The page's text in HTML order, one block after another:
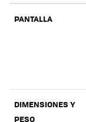
PANTALLA
DIMENSIONES Y
PESO